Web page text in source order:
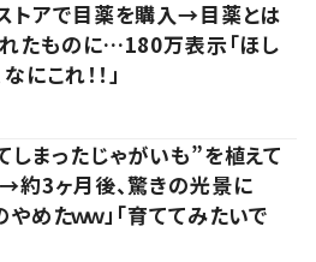
トアで目薬を購入→目薬とは
たものに…180万表示「ほし
なにこれ！！」
しまったじゃがいも”を植えて
3ヶ月後、驚きの光景に
やめたｗｗ」「育ててみたいで